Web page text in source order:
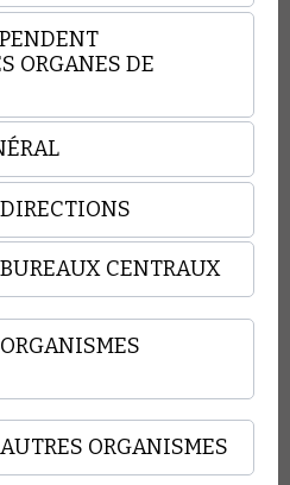
ORGANES DE
CENTRAUX
ORGANISMES